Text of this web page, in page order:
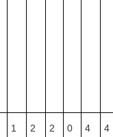
1 2 2 0 4 4